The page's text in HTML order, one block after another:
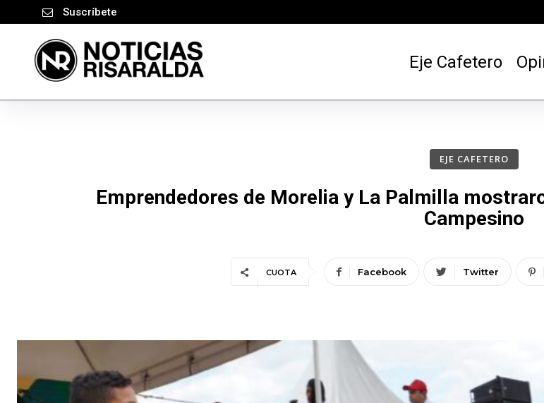
Suscríbete
Eje Cafetero
EJE CAFETERO
Emprendedores de Morelia y La Palmilla
Campesino
CUOTA Facebook Twitter